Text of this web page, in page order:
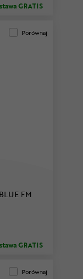
GRATIS
Porównaj
FM
GRATIS
Porównaj